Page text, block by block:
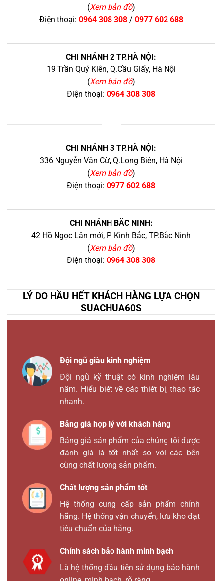
(Xem bản đồ)
Điện thoại: 0964 308 308/ 0977 602 688
CHI NHÁNH 2 TP.HÀ NỘI:
19 Trần Quý Kiên, Q.Cầu Giấy, Hà Nội
(Xem bản đồ)
Điện thoại: 0964 308 308
CHI NHÁNH 3 TP.HÀ NỘI:
336 Nguyễn Văn Cừ, Q.Long Biên, Hà Nội
(Xem bản đồ)
Điện thoại: 0977 602 688
CHI NHÁNH BẮC NINH:
42 Hồ Ngọc Lân mới, P. Kinh Bắc, TP.Bắc Ninh
(Xem bản đồ)
Điện thoại: 0964 308 308
LÝ DO HẦU HẾT KHÁCH HÀNG LỰA CHỌN
SUACHUA60S
Đội ngũ giàu kinh nghiệm
Đội ngũ kỹ thuật có kinh nghiệm lâu
năm. Hiểu biết về các thiết bị, thao tác
nhanh.
Bảng giá hợp lý với khách hàng
Bảng giá sản phẩm của chúng tôi được
đánh giá là tốt nhất so với các bên
cùng chất lượng sản phẩm.
Chất lượng sản phẩm tốt
Hệ thống cung cấp sản phẩm chính
hãng. Hệ thống vận chuyển, lưu kho đạt
tiêu chuẩn của hãng.
Chính sách bảo hành minh bạch
Là hệ thống đầu tiên sử dụng bảo hành